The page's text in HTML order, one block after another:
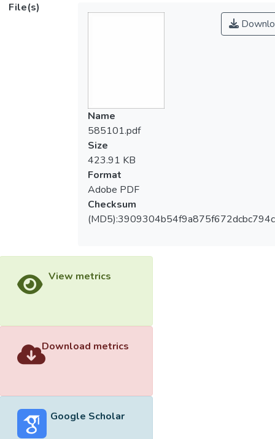
File(s)
Name
585101.pdf
Size
423.91 KB
Format
Adobe PDF
Checksum
View metrics
Download metrics
Google Scholar